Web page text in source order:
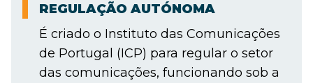
REGULAÇÃO AUTÓNOMA
É criado o Instituto das Comunicações
de Portugal (ICP) para regular o setor
das comunicações, funcionando sob a